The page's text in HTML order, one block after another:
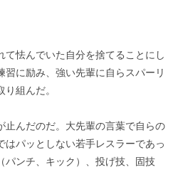
怯んでいた自分を捨てることにし
習に励み、強い先輩に自らスパーリ
組んだ。
止んだのだ。大先輩の言葉で自らの
パッとしない若手レスラーであっ
パンチ、キック）、投げ技、固技